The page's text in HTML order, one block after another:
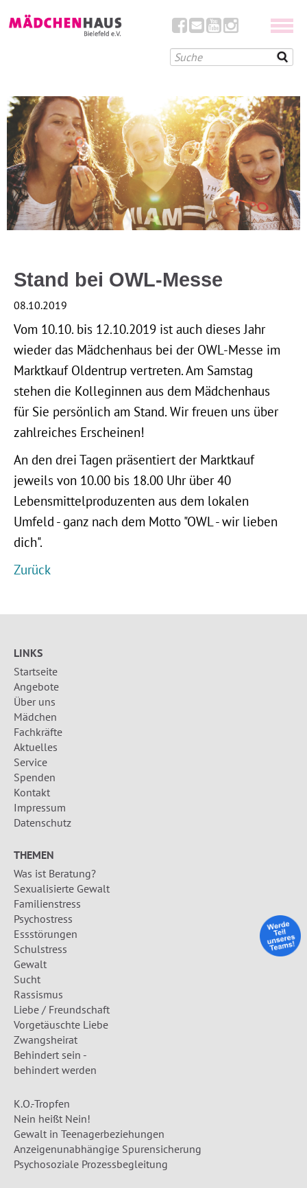
Stand bei OWL-Messe
08.10.2019
Vom 10.10. bis 12.10.2019 ist auch dieses Jahr
wieder das Mädchenhaus bei der OWL-Messe im
Marktkauf Oldentrup vertreten. Am Samstag
stehen die Kolleginnen aus dem Mädchenhaus
für Sie persönlich am Stand. Wir freuen uns über
zahlreiches Erscheinen!
An den drei Tagen präsentiert der Marktkauf
jeweils von 10.00 bis 18.00 Uhr über 40
Lebensmittelproduzenten aus dem lokalen
Umfeld - ganz nach dem Motto "OWL - wir lieben
dich".
Zurück
LINKS
Startseite
Angebote
Über uns
Mädchen
Fachkräfte
Aktuelles
Service
Spenden
Kontakt
Impressum
Datenschutz
THEMEN
Was ist Beratung?
Sexualisierte Gewalt
Familienstress
Psychostress
Essstörungen
Schulstress
Gewalt
Sucht
Rassismus
Liebe / Freundschaft
Vorgetäuschte Liebe
Zwangsheirat
Behindert sein -
behindert werden
K.O.-Tropfen
Nein heißt Nein!
Gewalt in Teenagerbeziehungen
Anzeigenunabhängige Spurensicherung
Psychosoziale Prozessbegleitung